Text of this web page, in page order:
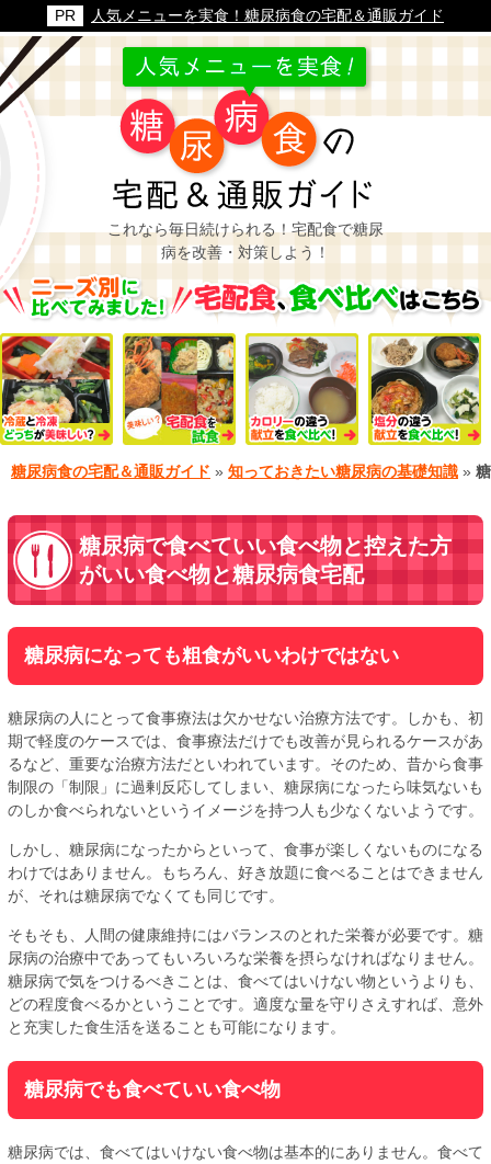
人気メニューを実食！糖尿病食の宅配＆通販ガイド
これなら毎日続けられる！宅配食で糖尿
病を改善・対策しよう！
糖尿病食の宅配＆通販ガイド » 知っておきたい糖尿病の基礎知識 »
糖尿病で食べていい食べ物と控えた方
がいい食べ物と糖尿病食宅配
糖尿病になっても粗食がいいわけではない
糖尿病の人にとって食事療法は欠かせない治療方法です。しかも、初
期で軽度のケースでは、食事療法だけでも改善が見られるケースがあ
るなど、重要な治療方法だといわれています。そのため、昔から食事
制限の「制限」に過剰反応してしまい、糖尿病になったら味気ないも
のしか食べられないというイメージを持つ人も少なくないようです。
しかし、糖尿病になったからといって、食事が楽しくないものになる
わけではありません。もちろん、好き放題に食べることはできません
が、それは糖尿病でなくても同じです。
そもそも、人間の健康維持にはバランスのとれた栄養が必要です。糖
尿病の治療中であってもいろいろな栄養を摂らなければなりません。
糖尿病で気をつけるべきことは、食べてはいけない物というよりも、
どの程度食べるかということです。適度な量を守りさえすれば、意外
と充実した食生活を送ることも可能になります。
糖尿病でも食べていい食べ物
糖尿病では、食べてはいけない食べ物は基本的にありません。食べて